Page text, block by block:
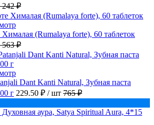
242 ₽
(Rumalaya forte), 60 таблеток
563 ₽
Dant Kanti Natural, Зубная паста
г 229.50 ₽ / шт 765 ₽